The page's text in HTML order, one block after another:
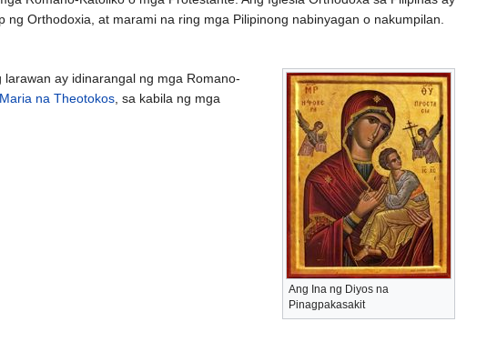
Orthodoxia, at marami na ring mga Pilipinong nabinyagan o nakumpilan.
Ang Ina ng Diyos na
Pinagpakasakit
larawan ay idinarangal ng mga Romano-
na Theotokos , sa kabila ng mga